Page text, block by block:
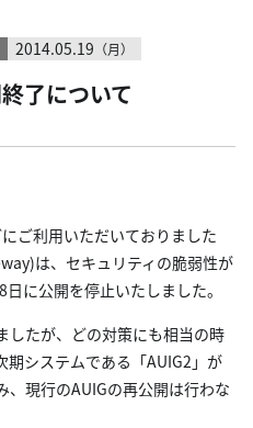
2014.05.19 （月）
了について
ご利用いただいておりました
は、セキュリティの脆弱性が
に公開を停止いたしました。
したが、どの対策にも相当の時
期システムである「AUIG2」が
、現行のAUIGの再公開は行わな